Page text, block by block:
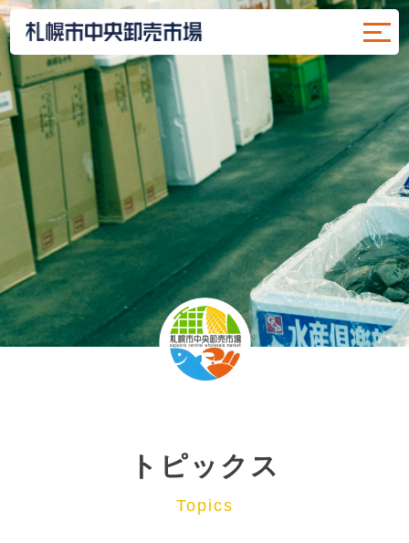
トピックス
Topics